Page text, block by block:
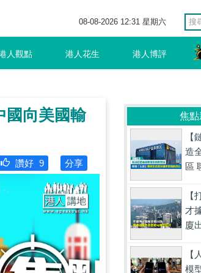
08-08-2026 12:31 星期六
人觀點 港人花生 港人博評
國向美國輸
分享
讚好 9
焦點
【
造
區
【
才
廈
【
模